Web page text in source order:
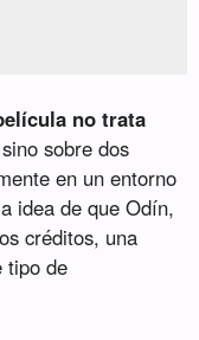
no trata
sobre dos
en un entorno
idea de que Odín,
créditos, una
tipo de